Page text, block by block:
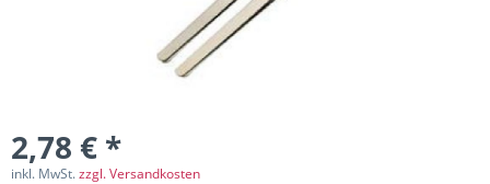
2,78 € *
inkl. MwSt.zzgl. Versandkosten